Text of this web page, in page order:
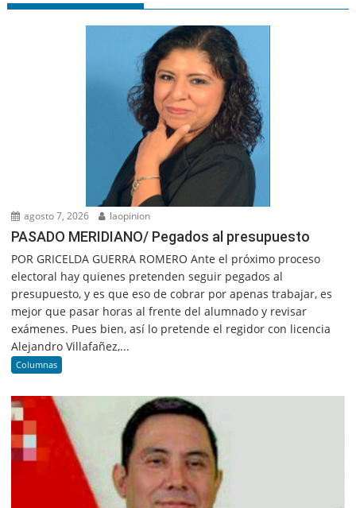
agosto 7, 2026 laopinion
PASADO MERIDIANO/ Pegados al presupuesto
POR GRICELDA GUERRA ROMERO Ante el próximo proceso
electoral hay quienes pretenden seguir pegados al
presupuesto, y es que eso de cobrar por apenas trabajar, es
mejor que pasar horas al frente del alumnado y revisar
exámenes. Pues bien, así lo pretende el regidor con licencia
Alejandro Villafañez,...
Columnas